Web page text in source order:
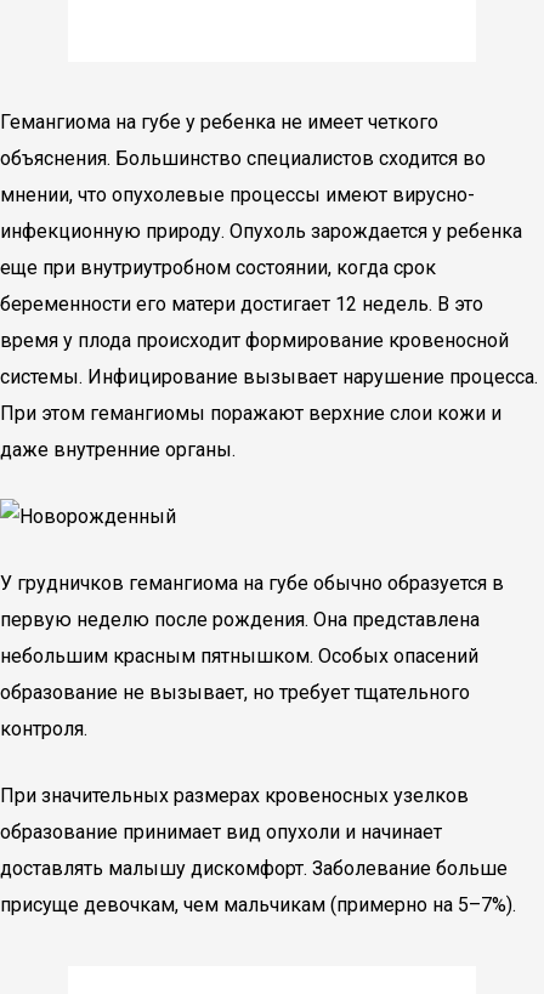
Гемангиома на губе у ребенка не имеет четкого
объяснения. Большинство специалистов сходится во
мнении, что опухолевые процессы имеют вирусно-
инфекционную природу. Опухоль зарождается у ребенка
еще при внутриутробном состоянии, когда срок
беременности его матери достигает 12 недель. В это
время у плода происходит формирование кровеносной
системы. Инфицирование вызывает нарушение процесса.
При этом гемангиомы поражают верхние слои кожи и
даже внутренние органы.
У грудничков гемангиома на губе обычно образуется в
первую неделю после рождения. Она представлена
небольшим красным пятнышком. Особых опасений
образование не вызывает, но требует тщательного
контроля.
При значительных размерах кровеносных узелков
образование принимает вид опухоли и начинает
доставлять малышу дискомфорт. Заболевание больше
присуще девочкам, чем мальчикам (примерно на 5–7%).